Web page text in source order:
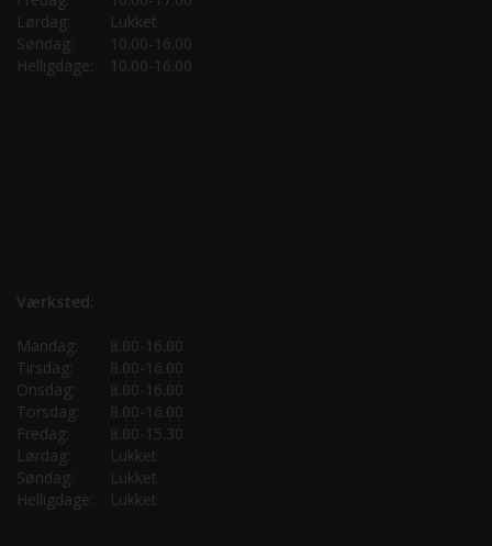
Lørdag:
Lukket
Søndag:
10.00-16.00
Helligdage:
10.00-16.00
Værksted:
Mandag:
8.00-16.00
Tirsdag:
8.00-16.00
Onsdag:
8.00-16.00
Torsdag:
8.00-16.00
Fredag:
8.00-15.30
Lørdag:
Lukket
Søndag:
Lukket
Helligdage:
Lukket